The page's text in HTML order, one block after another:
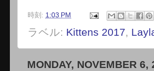
時刻: 1:03 PM
ラベル: Kittens 2017,
MONDAY, NOVEMBER 6,